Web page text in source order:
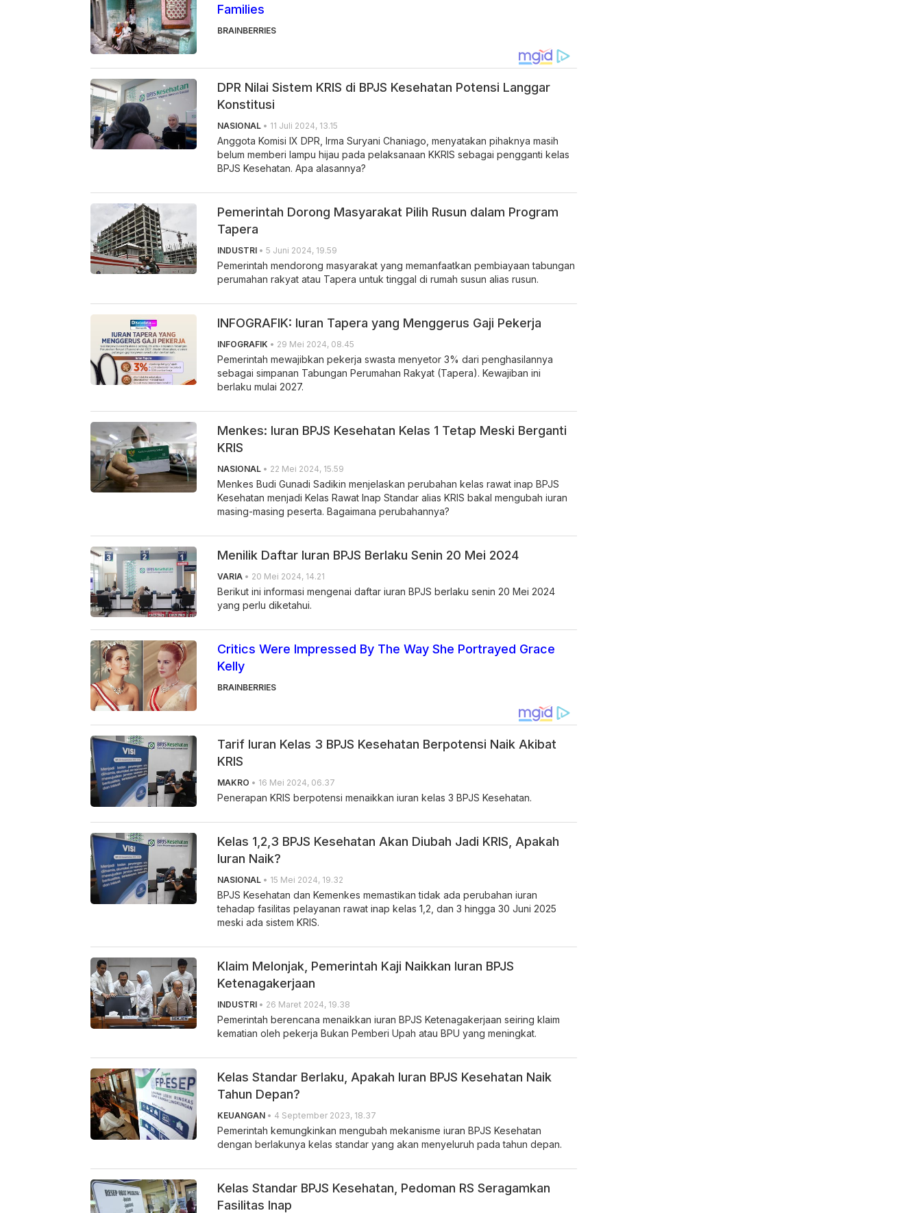
Families
BRAINBERRIES
DPR Nilai Sistem KRIS di BPJS Kesehatan Potensi Langgar
Konstitusi
NASIONAL • 11 Juli 2024, 13.15
Anggota Komisi IX DPR, Irma Suryani Chaniago, menyatakan pihaknya masih
belum memberi lampu hijau pada pelaksanaan KKRIS sebagai pengganti kelas
BPJS Kesehatan. Apa alasannya?
Pemerintah Dorong Masyarakat Pilih Rusun dalam Program
Tapera
INDUSTRI • 5 Juni 2024, 19.59
Pemerintah mendorong masyarakat yang memanfaatkan pembiayaan tabungan
perumahan rakyat atau Tapera untuk tinggal di rumah susun alias rusun.
INFOGRAFIK: Iuran Tapera yang Menggerus Gaji Pekerja
INFOGRAFIK • 29 Mei 2024, 08.45
Pemerintah mewajibkan pekerja swasta menyetor 3% dari penghasilannya
sebagai simpanan Tabungan Perumahan Rakyat (Tapera). Kewajiban ini
berlaku mulai 2027.
Menkes: Iuran BPJS Kesehatan Kelas 1 Tetap Meski Berganti
KRIS
NASIONAL • 22 Mei 2024, 15.59
Menkes Budi Gunadi Sadikin menjelaskan perubahan kelas rawat inap BPJS
Kesehatan menjadi Kelas Rawat Inap Standar alias KRIS bakal mengubah iuran
masing-masing peserta. Bagaimana perubahannya?
Menilik Daftar Iuran BPJS Berlaku Senin 20 Mei 2024
VARIA • 20 Mei 2024, 14.21
Berikut ini informasi mengenai daftar iuran BPJS berlaku senin 20 Mei 2024
yang perlu diketahui.
Critics Were Impressed By The Way She Portrayed Grace
Kelly
BRAINBERRIES
Tarif Iuran Kelas 3 BPJS Kesehatan Berpotensi Naik Akibat
KRIS
MAKRO • 16 Mei 2024, 06.37
Penerapan KRIS berpotensi menaikkan iuran kelas 3 BPJS Kesehatan.
Kelas 1,2,3 BPJS Kesehatan Akan Diubah Jadi KRIS, Apakah
Iuran Naik?
NASIONAL • 15 Mei 2024, 19.32
BPJS Kesehatan dan Kemenkes memastikan tidak ada perubahan iuran
tehadap fasilitas pelayanan rawat inap kelas 1,2, dan 3 hingga 30 Juni 2025
meski ada sistem KRIS.
Klaim Melonjak, Pemerintah Kaji Naikkan Iuran BPJS
Ketenagakerjaan
INDUSTRI • 26 Maret 2024, 19.38
Pemerintah berencana menaikkan iuran BPJS Ketenagakerjaan seiring klaim
kematian oleh pekerja Bukan Pemberi Upah atau BPU yang meningkat.
Kelas Standar Berlaku, Apakah Iuran BPJS Kesehatan Naik
Tahun Depan?
KEUANGAN • 4 September 2023, 18.37
Pemerintah kemungkinkan mengubah mekanisme iuran BPJS Kesehatan
dengan berlakunya kelas standar yang akan menyeluruh pada tahun depan.
Kelas Standar BPJS Kesehatan, Pedoman RS Seragamkan
Fasilitas Inap